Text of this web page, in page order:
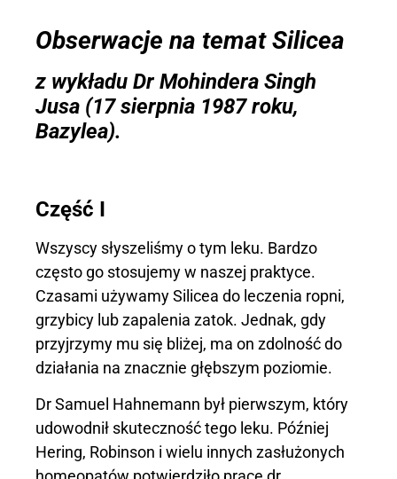
Obserwacje na temat Silicea
z wykładu Dr Mohindera Singh
Jusa (17 sierpnia 1987 roku,
Bazylea).
Część I
Wszyscy słyszeliśmy o tym leku. Bardzo
często go stosujemy w naszej praktyce.
Czasami używamy Silicea do leczenia ropni,
grzybicy lub zapalenia zatok. Jednak, gdy
przyjrzymy mu się bliżej, ma on zdolność do
działania na znacznie głębszym poziomie.
Dr Samuel Hahnemann był pierwszym, który
udowodnił skuteczność tego leku. Później
Hering, Robinson i wielu innych zasłużonych